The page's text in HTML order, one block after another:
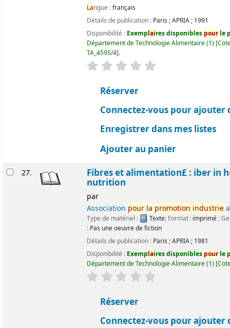
Langue :français
Détails de publication : Paris ;APRIA; 1991
Disponibilité : Exemplaires disponibles pourle
Département de Technologie Alimentaire(1)
TA_4595/4 .
évaluation
Réserver
Connectez-vous pour ajouter
Enregistrer dans mes listes
Ajouter au panier
27. Fibres et alimentation£ : iber in
nutrition
par
Association pour la promotion industrie
Type de matériel : Texte; Format : imprimé ;
: Pas une oeuvre de fiction
Détails de publication : Paris ;APRIA; 1981
Disponibilité : Exemplaires disponibles pourle
Département de Technologie Alimentaire(1)
évaluation
Réserver
Connectez-vous pour ajouter